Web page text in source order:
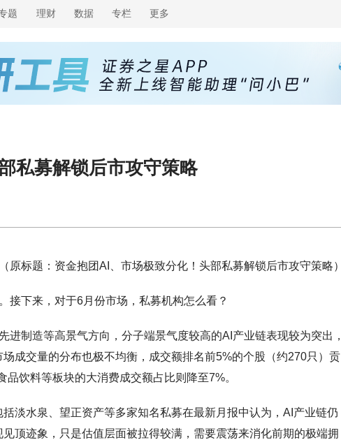
题 理财 数据 专栏 更多
私募解锁后市攻守策略
（原标题：资金抱团AI、市场极致分化！头部私募解锁后市攻守策略）
接下来，对于6月份市场，私募机构怎么看？
制造等高景气方向，分子端景气度较高的AI产业链表现较为突出，
成交量的分布也极不均衡，成交额排名前5%的个股（约270只）贡
饮料等板块的大消费成交额占比则降至7%。
淡水泉、望正资产等多家知名私募在最新月报中认为，AI产业链仍
顶迹象，只是估值层面被拉得较满，需要震荡来消化前期的极端拥